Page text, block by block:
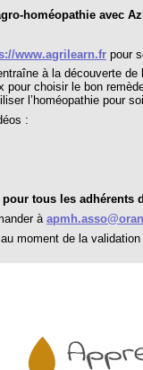
homéopathie avec
www.agrilearn.fr pour
à la découverte de
pour choisir le bon
l’homéopathie pour
:
tous les adhérents
à
au moment de la